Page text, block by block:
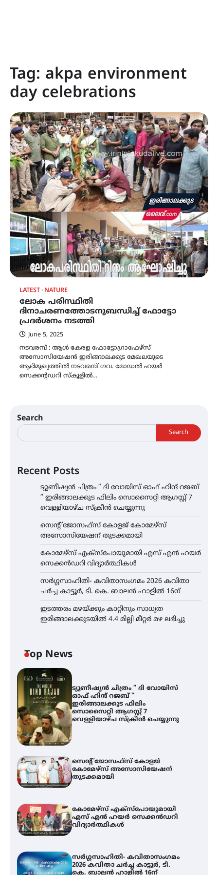
Tag: akpa environment
day celebrations
LATEST NATURE
ലോക പരിസ്ഥിതി
ദിനാചരണത്തോടനുബന്ധിച്ച് ഫോട്ടോ
പ്രദർശനം നടത്തി
June 5, 2025
നടവരമ്പ് : ആൾ കേരള ഫോട്ടോഗ്രാഫേഴ്സ്
അസോസിയേഷൻ ഇരിങ്ങാലക്കുട മേഖലയുടെ
ആഭിമുഖ്യത്തിൽ നടവരമ്പ് ഗവ. മോഡൽ ഹയർ
സെക്കൻ്റഡറി സ്കൂളിൽ…
Search
Search
Recent Posts
ട്യുണീഷ്യൻ ചിത്രം ” ദി വോയിസ് ഓഫ് ഹിന്ദ് റജബ്
” ഇരിങ്ങാലക്കുട ഫിലിം സൊസൈറ്റി ആഗസ്റ്റ് 7
വെള്ളിയാഴ്ച സ്‌ക്രീൻ ചെയ്യുന്നു
സെന്റ് ജോസഫ്സ് കോളജ് കോമേഴ്‌സ്
അസോസിയേഷന് തുടക്കമായി
കോമേഴ്സ് എക്സ്പോയുമായി എസ് എൻ ഹയർ
സെക്കൻഡറി വിദ്യാർത്ഥികൾ
സർഗ്ഗസാഹിതി- കവിതാസംഗമം 2026 കവിതാ
ചർച്ച കാട്ടൂർ, ടി. കെ. ബാലൻ ഹാളിൽ 16ന്
ഇടത്തരം മഴയ്ക്കും കാറ്റിനും സാധ്യത
ഇരിങ്ങാലക്കുടയിൽ 4.4 മില്ലി മീറ്റർ മഴ ലഭിച്ചു
Top News
ട്യുണീഷ്യൻ ചിത്രം ” ദി വോയിസ്
ഓഫ് ഹിന്ദ് റജബ് ”
ഇരിങ്ങാലക്കുട ഫിലിം
സൊസൈറ്റി ആഗസ്റ്റ് 7
വെള്ളിയാഴ്ച സ്‌ക്രീൻ ചെയ്യുന്നു
സെന്റ് ജോസഫ്സ് കോളജ്
കോമേഴ്‌സ് അസോസിയേഷന്
തുടക്കമായി
കോമേഴ്സ് എക്സ്പോയുമായി
എസ് എൻ ഹയർ സെക്കൻഡറി
വിദ്യാർത്ഥികൾ
സർഗ്ഗസാഹിതി- കവിതാസംഗമം
2026 കവിതാ ചർച്ച കാട്ടൂർ, ടി.
കെ. ബാലൻ ഹാളിൽ 16ന്